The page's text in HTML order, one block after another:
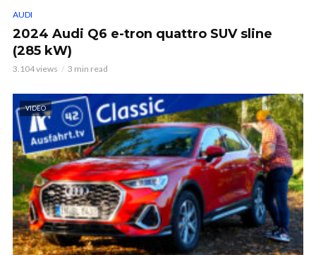
AUDI
2024 Audi Q6 e-tron quattro SUV sline
(285 kW)
3.104 views 3 min read
VIDEO